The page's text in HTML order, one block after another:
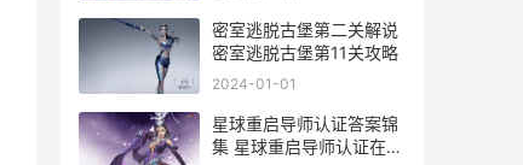
密室逃脱古堡第二关解说
密室逃脱古堡第11关攻略
2024-01-01
星球重启导师认证答案锦
集 星球重启导师认证在哪